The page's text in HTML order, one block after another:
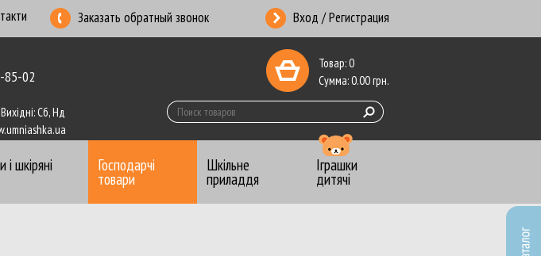
Заказать обратный звонок Вход / Регистрация
852-85-02
Сб, Нд
Товар:0
Сумма:0.00грн.
і шкіряні Господарчі
товари
Шкільне
приладдя
Іграшки
дитячі